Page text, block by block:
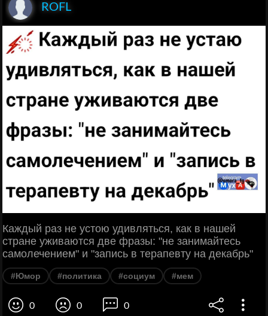
ROFL
Каждый раз не устою удивляться, как в нашей
стране уживаются две фразы: "не занимайтесь
самолечением" и "запись в терапевту на декабрь"
#Юмор #политика #социум #мем
0 0 0